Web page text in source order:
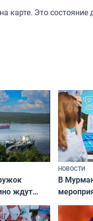
карте. Это
ждут
выходные
НОВОСТИ
В